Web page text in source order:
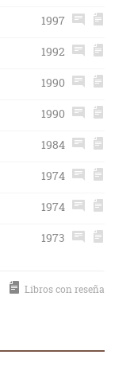
1997
1992
1990
1990
1984
1974
1974
1973
Libros con reseña